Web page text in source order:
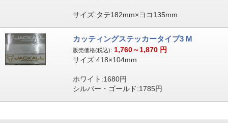
サイズ:タテ182mm×ヨコ135mm
カッティングステッカータイプ3 M
販売価格(税込): 1,760～1,870 円
サイズ:418×104mm
ホワイト:1680円
シルバー・ゴールド:1785円